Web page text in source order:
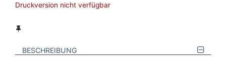
Druckversion nicht verfügbar
BESCHREIBUNG